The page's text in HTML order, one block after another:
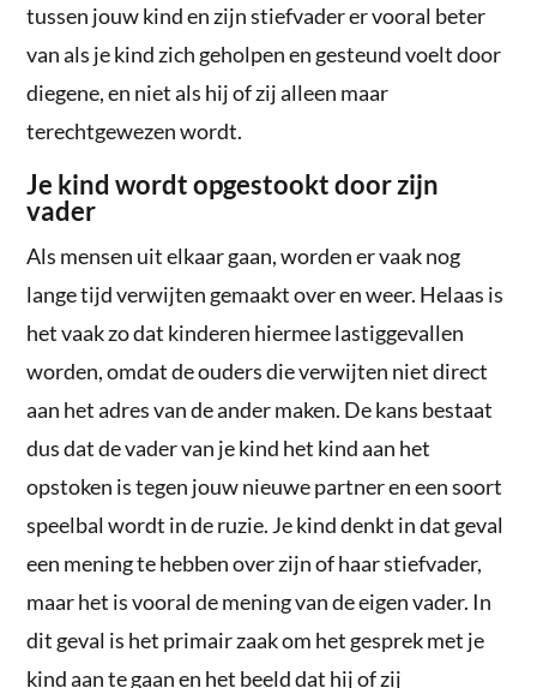
tussen jouw kind en zijn stiefvader er vooral beter
van als je kind zich geholpen en gesteund voelt door
diegene, en niet als hij of zij alleen maar
terechtgewezen wordt.
Je kind wordt opgestookt door zijn
vader
Als mensen uit elkaar gaan, worden er vaak nog
lange tijd verwijten gemaakt over en weer. Helaas is
het vaak zo dat kinderen hiermee lastiggevallen
worden, omdat de ouders die verwijten niet direct
aan het adres van de ander maken. De kans bestaat
dus dat de vader van je kind het kind aan het
opstoken is tegen jouw nieuwe partner en een soort
speelbal wordt in de ruzie. Je kind denkt in dat geval
een mening te hebben over zijn of haar stiefvader,
maar het is vooral de mening van de eigen vader. In
dit geval is het primair zaak om het gesprek met je
kind aan te gaan en het beeld dat hij of zij